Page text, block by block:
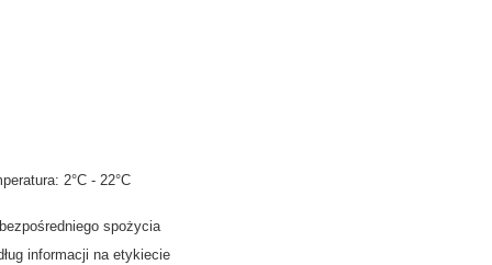
2°C - 22°C
spożycia
informacji na etykiecie